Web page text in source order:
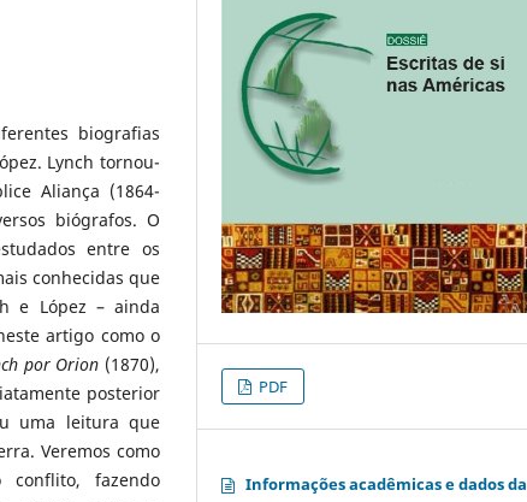
biografias
Lynch tornou-
Aliança (1864-
biógrafos. O
entre os
conhecidas que
e López – ainda
artigo como o
por Orion (1870),
posterior
uma leitura que
Veremos como
conflito, fazendo
PDF
Informações acadêmicas e dados da